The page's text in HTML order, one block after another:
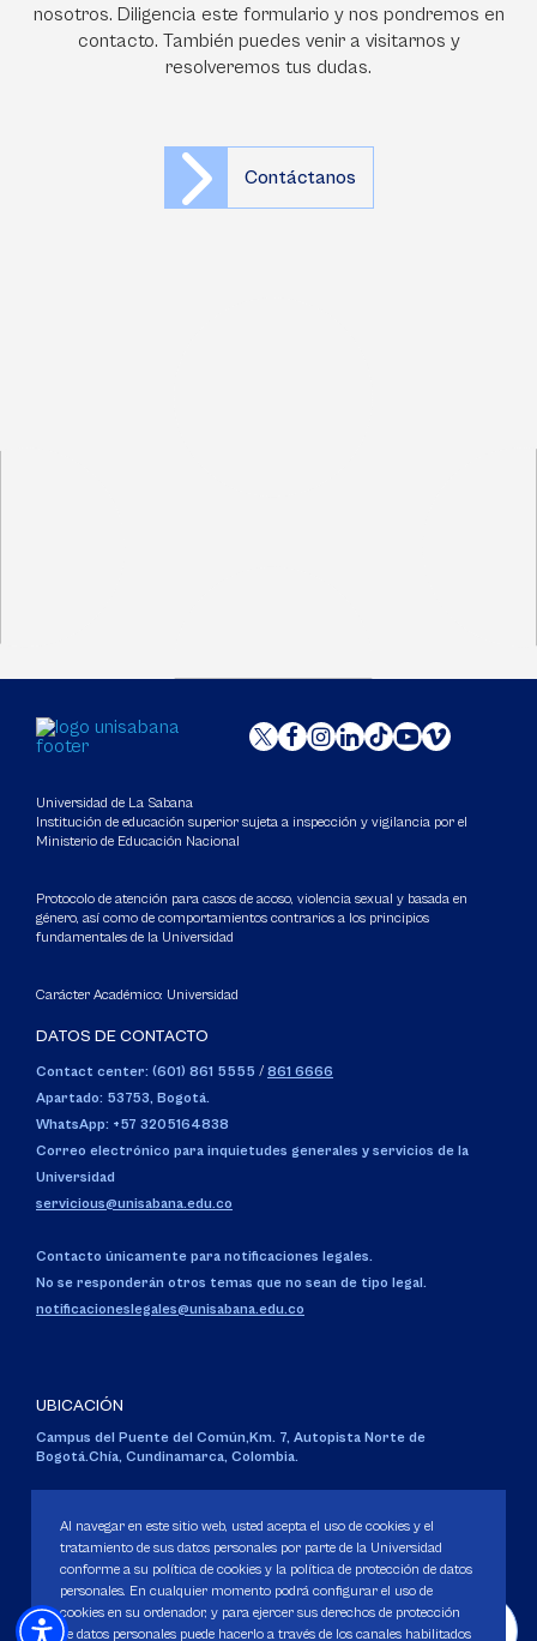
nosotros. Diligencia este formulario y nos pondremos en
contacto. También puedes venir a visitarnos y
resolveremos tus dudas.
Contáctanos
Universidad de La Sabana
Institución de educación superior sujeta a inspección y vigilancia por el
Ministerio de Educación Nacional
Protocolo de atención para casos de acoso, violencia sexual y basada en
género, así como de comportamientos contrarios a los principios
fundamentales de la Universidad
Carácter Académico: Universidad
DATOS DE CONTACTO
Contact center: (601) 861 5555 / 861 6666
Apartado: 53753, Bogotá.
WhatsApp: +57 3205164838
Correo electrónico para inquietudes generales y servicios de la
Universidad
servicious@unisabana.edu.co
Contacto únicamente para notificaciones legales.
No se responderán otros temas que no sean de tipo legal.
notificacioneslegales@unisabana.edu.co
UBICACIÓN
Campus del Puente del Común,Km. 7, Autopista Norte de
Bogotá.Chía, Cundinamarca, Colombia.
Personería Jurídica:Resolución 130 del 14 de enero de 1980.
Ministerio de Educación Nacional.
Al navegar en este sitio web, usted acepta el uso de cookies y el
tratamiento de sus datos personales por parte de la Universidad
conforme a su política de cookies y la política de protección de datos
personales. En cualquier momento podrá configurar el uso de
cookies en su ordenador, y para ejercer sus derechos de protección
de datos personales puede hacerlo a través de los canales habilitados